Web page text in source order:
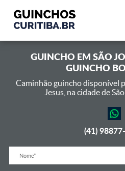
GUINCHO EMSÃO
GUINCHO
Caminhão guincho disponível
Jesus, na cidade de
(41)